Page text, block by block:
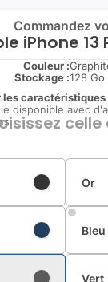
Commandez
iPhone 13
Couleur :
Stockage :128 Go
les
disponible avec
celle
Or
Bleu
Vert